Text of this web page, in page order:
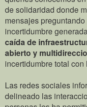
de solidaridad donde
mensajes
incertidumbre
caída de
abierto y
incertidumbre total
Las redes sociales
delineado las